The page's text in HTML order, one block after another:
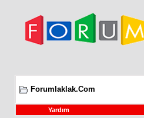
Forumlaklak.Com
Yardım